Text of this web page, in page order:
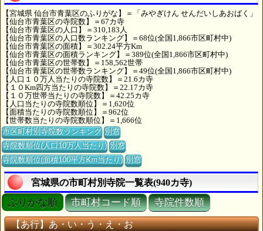
【宮城県 仙台市青葉区のふりがな】＝「みやぎけん せんだいしあおばく」
【仙台市青葉区の寺院数】＝67カ寺
【仙台市青葉区の人口】＝310,183人
【仙台市青葉区の人口数ランキング】＝68位(全国1,866市区町村中)
【仙台市青葉区の面積】＝302.24平方Km
【仙台市青葉区の面積ランキング】＝389位(全国1,866市区町村中)
【仙台市青葉区の世帯数】＝158,562世帯
【仙台市青葉区の世帯数ランキング】＝49位(全国1,866市区町村中)
【人口１０万人当たりの寺院数】＝21.6カ寺
【１０Km四方当たりの寺院数】＝22.17カ寺
【１０万世帯当たりの寺院数】＝42.25カ寺
【人口当たりの寺院数順位】＝1,620位
【面積当たりの寺院数順位】＝962位
【世帯数当たりの寺院数順位】＝1,666位
市区町村別寺院数ランキング 別窓
寺院数順位(人口10万人当たり) 別窓
寺院数順位(面積100平方Km当たり) 別窓
宮城県の市町村別寺院一覧表(940カ寺)
ぶりがな順 市町村コード順 寺院件数順
【あ行】あ・い・う・え・お